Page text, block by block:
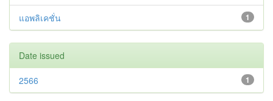
1
แอพลิเคชั่น
Date issued
1
2566